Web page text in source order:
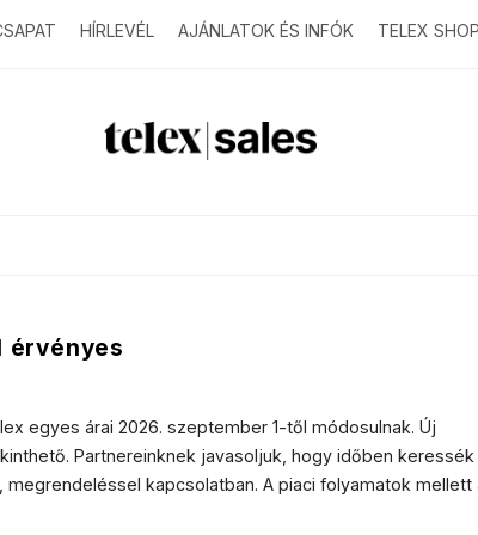
HÍRLEVÉL AJÁNLATOK ÉS INFÓK TELEX SHOP
T
e
s
érvényes
egyes árai 2026. szeptember 1-től módosulnak. Új
Partnereinknek javasoljuk, hogy időben keressék
kapcsolatban. A piaci folyamatok mellett